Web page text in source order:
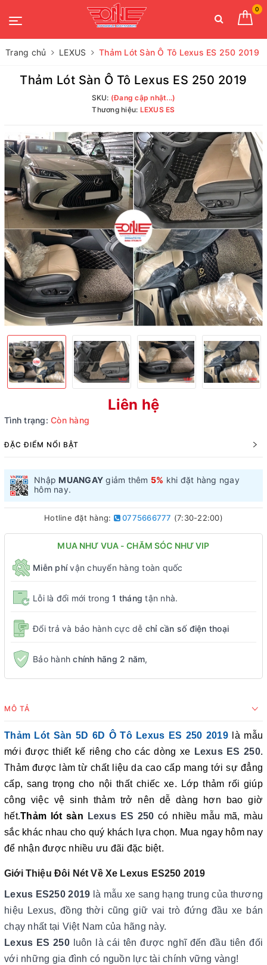
0
Trang chủ LEXUS Thảm Lót Sàn Ô Tô Lexus ES 250 2019
Thảm Lót Sàn Ô Tô Lexus ES 250 2019
SKU: (Đang cập nhật...)
Thương hiệu: LEXUS ES
Liên hệ
Tình trạng: Còn hàng
ĐẶC ĐIỂM NỔI BẬT
Nhập MUANGAY giảm thêm 5% khi đặt hàng ngay
hôm nay.
Hotline đặt hàng: 0775666777 (7:30-22:00)
MUA NHƯ VUA - CHĂM SÓC NHƯ VIP
Miễn phívận chuyển hàng toàn quốc
Lỗi là đổi mới trong1 tháng tận nhà.
Đổi trả và bảo hành cực dễ chỉ cần số điện thoại
Bảo hànhchính hãng 2 năm,
MÔ TẢ
Thảm Lót Sàn 5D 6D Ô Tô Lexus ES 250 2019
là mẫu
mới được thiết kế riêng cho các dòng xe Lexus ES 250.
Thảm được làm từ chất liệu da cao cấp mang tới sự đẳng
cấp, sang trọng cho nội thất chiếc xe. Lớp thảm rối giúp
công việc vệ sinh thảm trở nên dễ dàng hơn bao giờ
hết.Thảm lót sàn Lexus ES 250 có nhiều mẫu mã, màu
sắc khác nhau cho quý khách lựa chọn. Mua ngay hôm nay
để nhận được nhiều ưu đãi đặc biệt.
Giới Thiệu Đôi Nét Về Xe Lexus ES250 2019
Lexus ES250 2019 là mẫu xe sang hạng trung của thương
hiệu Lexus, đồng thời cũng giữ vai trò đứng đầu xe bán
chạy nhất tại Việt Nam của hãng này.
Lexus ES 250luôn là cái tên được nghĩ đến đầu tiên đối
với những gia đình có nguồn lực tài chính vững vàng!